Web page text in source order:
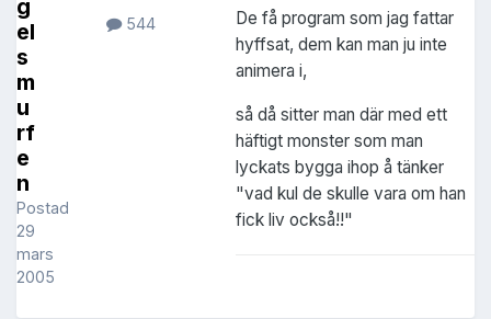
g
el
s
m
u
rf
e
n
Postad
29
mars
2005
544
De få program som jag fattar
hyffsat, dem kan man ju inte
animera i,
så då sitter man där med ett
häftigt monster som man
lyckats bygga ihop å tänker
"vad kul de skulle vara om han
fick liv också!!"